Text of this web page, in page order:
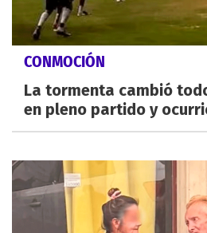
CONMOCIÓN
La tormenta cambió
en pleno partido y